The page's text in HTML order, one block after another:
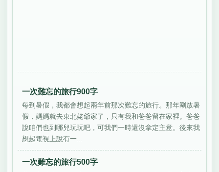
一次難忘的旅行900字
每到暑假，我都會想起兩年前那次難忘的旅行。那年剛放暑
假，媽媽就去東北姥爺家了，只有我和爸爸留在家裡。爸爸
說咱們也到哪兒玩玩吧，可我們一時還沒拿定主意。後來我
想起電視上說有一...
一次難忘的旅行500字